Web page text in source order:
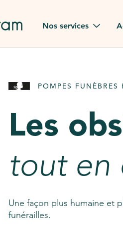
Nos services
Rapatriement à
Pierre tombale
AssistGPT
Nos services en plus
POMPES FUNÈBRES
Les
tout en
Une façon plus humaine et
funérailles.